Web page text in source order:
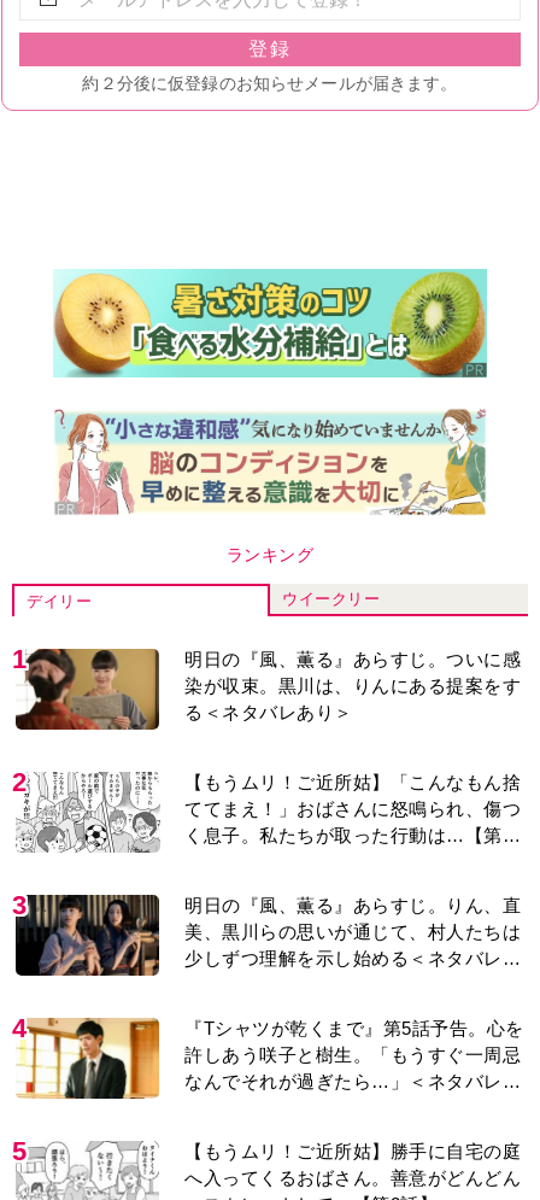
ランキング
デイリー ウイークリー
1
明日の『風、薫る』あらすじ。ついに感
染が収束。黒川は、りんにある提案をす
る＜ネタバレあり＞
2
【もうムリ！ご近所姑】「こんなもん捨
ててまえ！」おばさんに怒鳴られ、傷つ
く息子。私たちが取った行動は…【第3
3
明日の『風、薫る』あらすじ。りん、直
美、黒川らの思いが通じて、村人たちは
少しずつ理解を示し始める＜ネタバレあ
4
『Tシャツが乾くまで』第5話予告。心を
許しあう咲子と樹生。「もうすぐ一周忌
なんでそれが過ぎたら…」＜ネタバレあ
5
【もうムリ！ご近所姑】勝手に自宅の庭
へ入ってくるおばさん。善意がどんどん